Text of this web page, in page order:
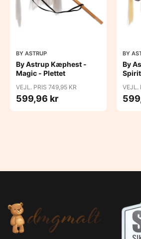
BY ASTRUP
By Astrup Kæphest -
Magic - Plettet
VEJL. PRIS 749,95 KR
599,96 kr
BY
By
VEJL.